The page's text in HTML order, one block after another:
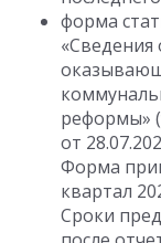
форма
«Сведения
реформы»
от
Форма
квартал
Сроки